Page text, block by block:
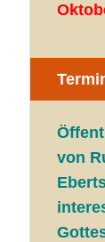
von